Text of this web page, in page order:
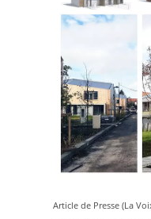
Article de Presse (La